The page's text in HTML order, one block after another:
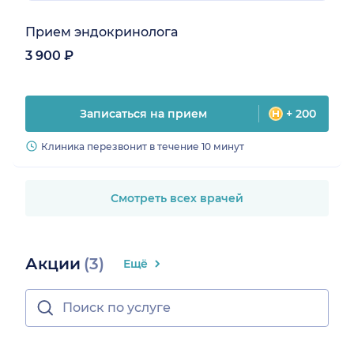
Прием эндокринолога
3 900 ₽
Записаться на прием + 200
Клиника перезвонит в течение 10 минут
Смотреть всех врачей
Акции (3) Ещё